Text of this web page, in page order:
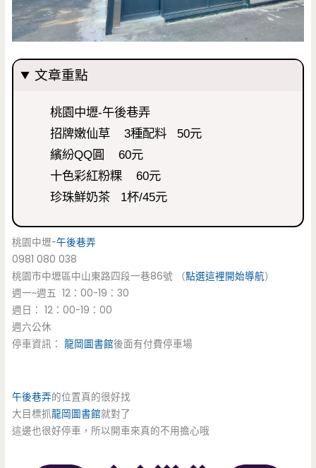
文章重點
桃園中壢-午後巷弄
招牌嫩仙草 3種配料 50元
繽紛QQ圓 60元
十色彩紅粉粿 60元
珍珠鮮奶茶 1杯/45元
桃園中壢-午後巷弄
0981 080 038
桃園市中壢區中山東路四段一巷86號 （點選這裡開始導航）
週一~週五 12：00-19：30
週日： 12：00-19：00
週六公休
停車資訊：龍岡圖書館後面有付費停車場
午後巷弄的位置真的很好找
大目標抓龍岡圖書館就對了
這邊也很好停車，所以開車來真的不用擔心哦